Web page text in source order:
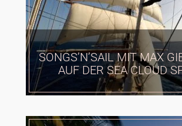
SONGS’N’SAIL MIT MAX
AUF DER SEA CLOUD